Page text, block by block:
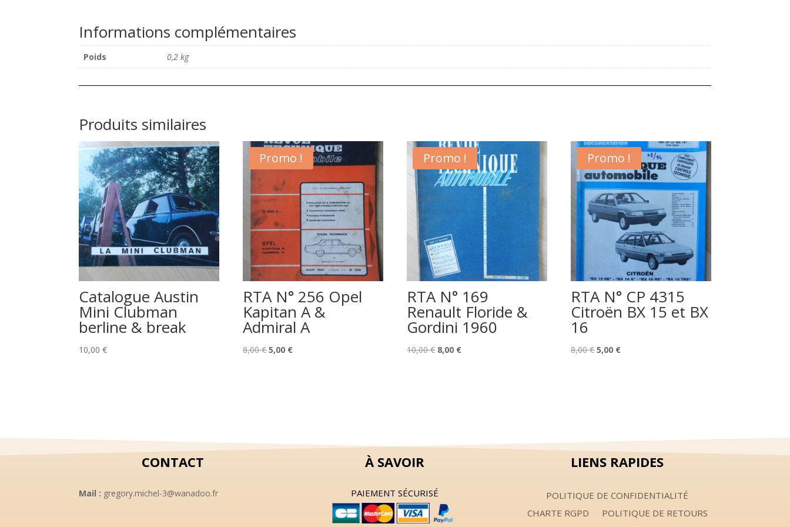
Informations complémentaires
Poids 0,2 kg
Produits similaires
Catalogue Austin
Mini Clubman
berline & break
10,00€
Promo !
RTA N° 256 Opel
Kapitan A &
Admiral A
8,00€Le
5,00 €Le
Promo !
RTA N° 169
Renault Floride &
Gordini 1960
10,00€ Le
8,00 €Le
Promo !
RTA N° CP 4315
Citroën BX 15 et BX
16
8,00€Le
5,00 €Le
CONTACT
Mail : gregory.michel-3@wanadoo.fr
À SAVOIR
PAIEMENT SÉCURISÉ
LIENS RAPIDES
POLITIQUE DE CONFIDENTIALITÉ
CHARTE RGPD
POLITIQUE DE RETOURS